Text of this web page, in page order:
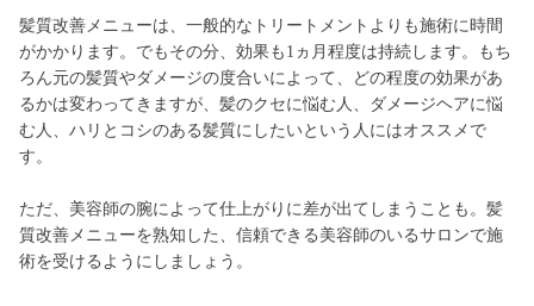
髪質改善メニューは、一般的なトリートメントよりも施術に時間
がかかります。でもその分、効果も1ヵ月程度は持続します。もち
ろん元の髪質やダメージの度合いによって、どの程度の効果があ
るかは変わってきますが、髪のクセに悩む人、ダメージヘアに悩
む人、ハリとコシのある髪質にしたいという人にはオススメで
す。
ただ、美容師の腕によって仕上がりに差が出てしまうことも。髪
質改善メニューを熟知した、信頼できる美容師のいるサロンで施
術を受けるようにしましょう。